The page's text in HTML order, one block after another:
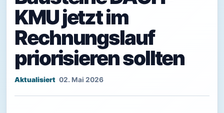
KMU jetzt im
Rechnungslauf
priorisieren sollten
02. Mai 2026